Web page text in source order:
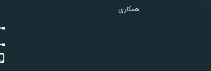
همکاری